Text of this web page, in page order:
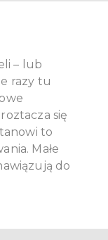
– lub
razy tu
się
to
Małe
do